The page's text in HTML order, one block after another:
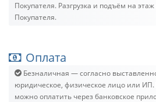
Покупателя. Разгрузка и подъём на
Покупателя.
Оплата
Безналичная — согласно
юридическое, физическое лицо или ИП.
можно оплатить через банковское